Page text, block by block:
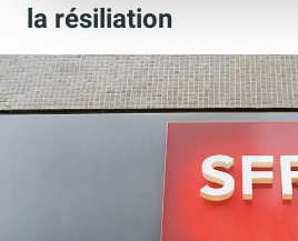
la résiliation